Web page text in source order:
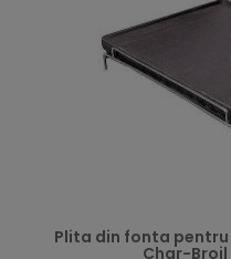
Plita din fonta
Char-Broil